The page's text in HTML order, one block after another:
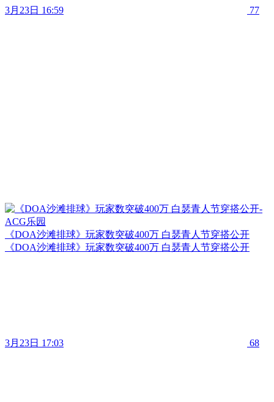
3月23日 16:59 77
《DOA沙滩排球》玩家数突破400万 白瑟青人节穿搭公开
《DOA沙滩排球》玩家数突破400万 白瑟青人节穿搭公开
3月23日 17:03 68